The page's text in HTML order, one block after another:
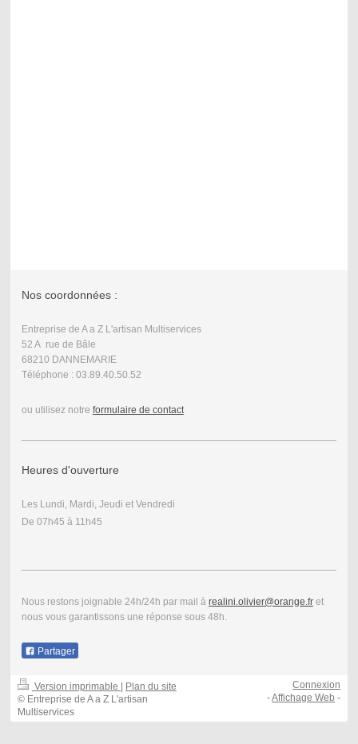
Nos coordonnées :
Entreprise de A a Z L'artisan Multiservices
52 A rue de Bâle
68210 DANNEMARIE
Téléphone : 03.89.40.50.52
ou utilisez notre formulaire de contact
Heures d'ouverture
Les Lundi, Mardi, Jeudi et Vendredi
De 07h45 à 11h45
Nous restons joignable 24h/24h par mail à realini.olivier@orange.fret
nous vous garantissons une réponse sous 48h.
Partager
Version imprimable
Plan du site
© Entreprise de A a Z L'artisan
Multiservices
Connexion
-Affichage Web -